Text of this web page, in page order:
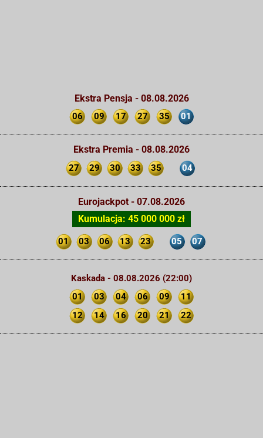
Ekstra Pensja - 08.08.2026
06 09 17 27 35 01
Ekstra Premia - 08.08.2026
27 29 30 33 35 04
Eurojackpot - 07.08.2026
Kumulacja: 45 000 000 zł
01 03 06 13 23 05 07
Kaskada - 08.08.2026 (22:00)
01
03 04 06 09
11
12
14 16 20 21 22